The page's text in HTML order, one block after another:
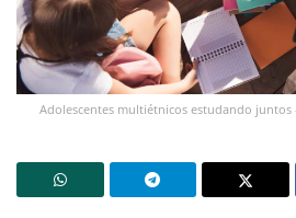
Adolescentes multiétnicos estudando